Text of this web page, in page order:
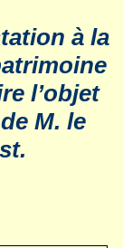
à la
l’objet
M. le